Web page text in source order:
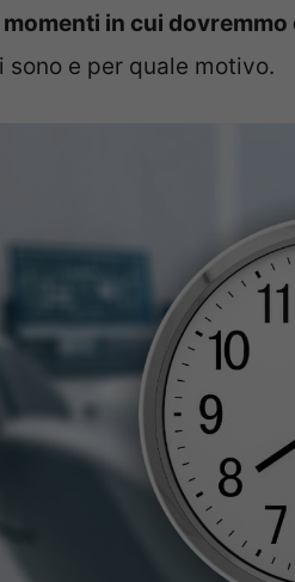
momenti in cui
sono e per quale motivo.